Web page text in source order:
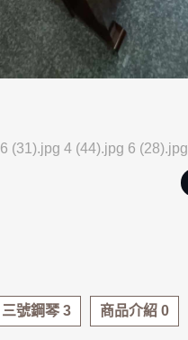
6 (31).jpg 4 (44).jpg 6 (28).jpg
三號鋼琴 3 商品介紹 0